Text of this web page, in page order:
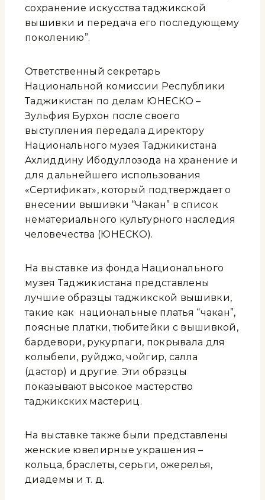
сохранение искусства таджикской
вышивки и передача его последующему
поколению”.
Ответственный секретарь
Национальной комиссии Республики
Таджикистан по делам ЮНЕСКО –
Зульфия Бурхон после своего
выступления передала директору
Национального музея Таджикистана
Ахлиддину Ибодуллозода на хранение и
для дальнейшего использования
«Сертификат», который подтверждает о
внесении вышивки “Чакан” в список
нематериального культурного наследия
человечества (ЮНЕСКО).
На выставке из фонда Национального
музея Таджикистана представлены
лучшие образцы таджикской вышивки,
такие как национальные платья “чакан”,
поясные платки, тюбитейки с вышивкой,
бардевори, рукурпаги, покрывала для
колыбели, руйджо, чойгир, салла
(дастор) и другие. Эти образцы
показывают высокое мастерство
таджикских мастериц.
На выставке также были представлены
женские ювелирные украшения –
кольца, браслеты, серьги, ожерелья,
диадемы и т. д.